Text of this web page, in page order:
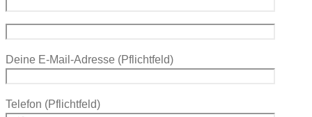
Deine E-Mail-Adresse (Pflichtfeld)
Telefon (Pflichtfeld)